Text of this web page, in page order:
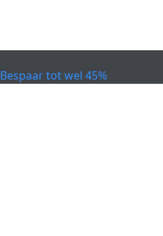
Bespaar tot wel 45%